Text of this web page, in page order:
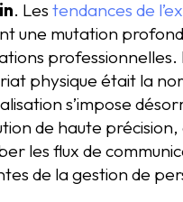
. Les tendances de
une mutation
professionnelles.
physique était la
s’impose
de haute
les flux de
de la gestion de